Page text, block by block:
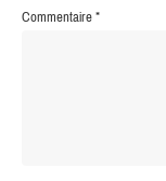
Commentaire*